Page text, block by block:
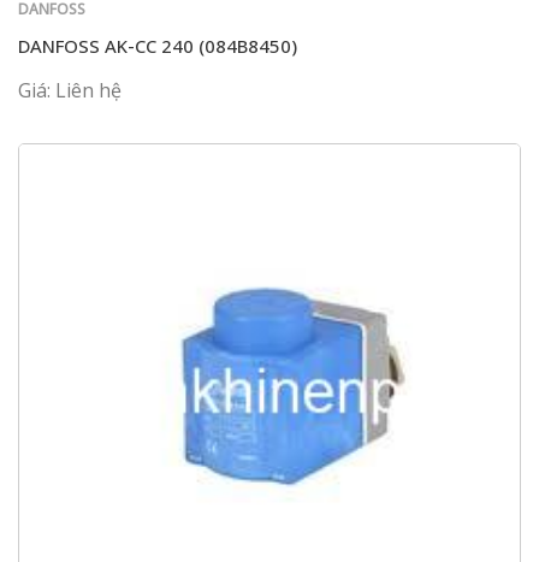
DANFOSS
DANFOSS AK-CC 240 (084B8450)
Giá: Liên hệ